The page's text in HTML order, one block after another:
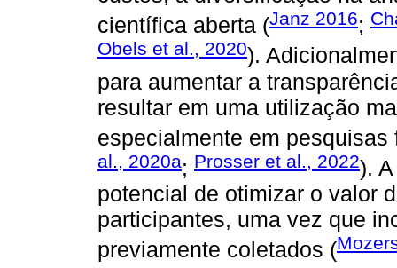
científica aberta (Janz 2016;
Obels et al., 2020).
para aumentar a
resultar em uma utilização
especialmente em
al., 2020a; Prosser et al., 2022).
potencial de otimizar o valor
participantes, uma vez que
previamente coletados (